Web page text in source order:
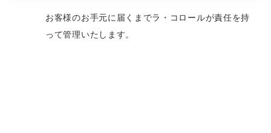
お客様のお手元に届くまでラ・コロールが責任を持
って管理いたします。